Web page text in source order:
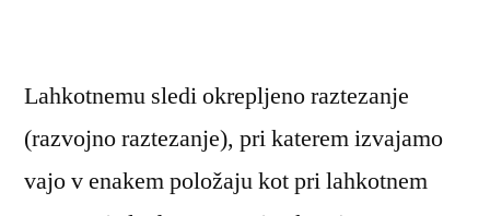
Lahkotnemu sledi okrepljeno raztezanje
(razvojno raztezanje), pri katerem izvajamo
vajo v enakem položaju kot pri lahkotnem